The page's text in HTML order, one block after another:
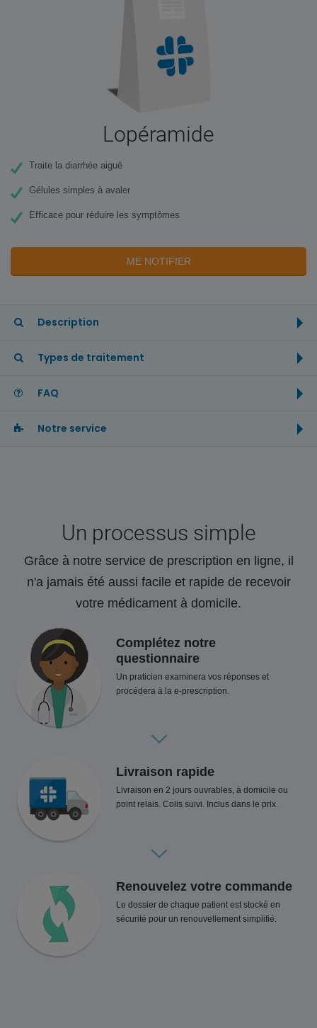
Lopéramide
Traite la diarrhée aiguë
Gélules simples à avaler
Efficace pour réduire les symptômes
ME NOTIFIER
Description
Types de traitement
FAQ
Notre service
Un processus simple
Grâce à notre service de prescription en ligne, il
n'a jamais été aussi facile et rapide de recevoir
votre médicament à domicile.
Complétez notre
questionnaire
Un praticien examinera vos réponses et
procédera à la e-prescription.
Livraison rapide
Livraison en 2 jours ouvrables, à domicile ou
point relais. Colis suivi. Inclus dans le prix.
Renouvelez votre commande
Le dossier de chaque patient est stocké en
sécurité pour un renouvellement simplifié.